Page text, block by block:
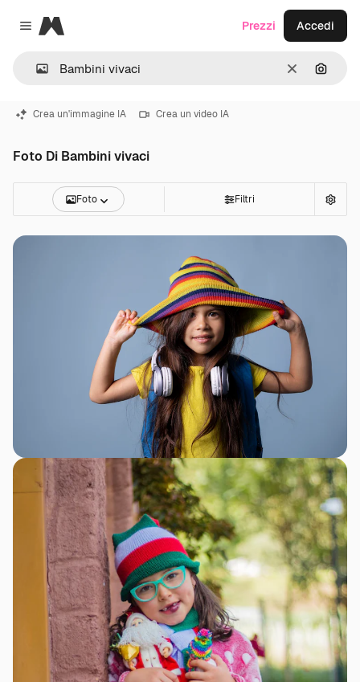
Close menu
Magnific
CancellaCerca
Prezzi Accedi
Crea un'immagine IA Crea un video IA
Foto Di Bambini vivaci
Foto Filtri